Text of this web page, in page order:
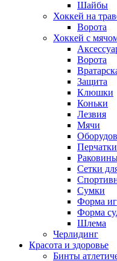
Шайбы
Хоккей на
Ворота
Хоккей с
Ворота
Защита
Клюшки
Коньки
Лезвия
Мячи
Перчатки
Сетки
Сумки
Форма
Форма
Шлема
Черлидинг
Красота и здоровье
Бинты